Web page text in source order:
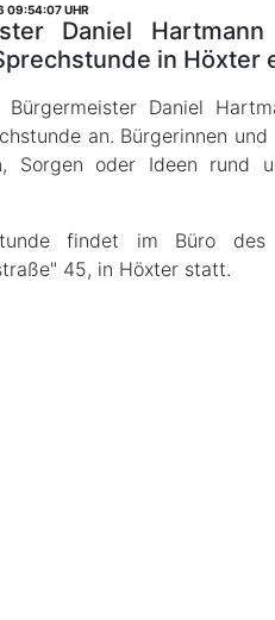
09:54:07 UHR
Daniel
in Höxter
Bürgermeister Daniel
an. Bürgerinnen
Sorgen oder Ideen rund
findet im Büro des
45, in Höxter statt.